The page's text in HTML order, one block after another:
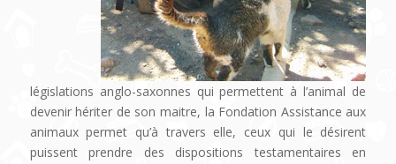
législations anglo-saxonnes qui permettent à l’animal de
devenir hériter de son maitre, la Fondation Assistance aux
animaux permet qu’à travers elle, ceux qui le désirent
puissent prendre des dispositions testamentaires en